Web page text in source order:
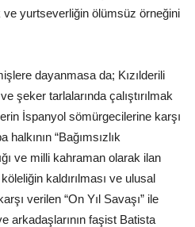
yurtseverliğin ölümsüz örneğini
dayanmasa da; Kızılderili
şeker tarlalarında çalıştırılmak
İspanyol sömürgecilerine karşı
“Bağımsızlık
ve milli kahraman olarak ilan
kaldırılması ve ulusal
verilen “On Yıl Savaşı” ile
arkadaşlarının faşist Batista